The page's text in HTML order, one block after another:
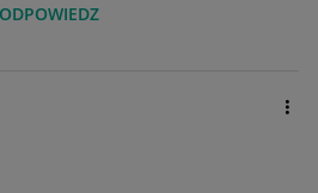
ODPOWIEDZ